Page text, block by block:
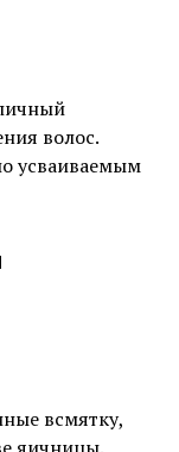
волос.
усваиваемым
всмятку,